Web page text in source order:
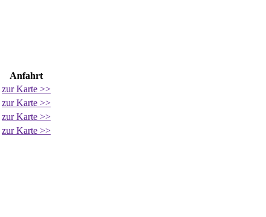
Anfahrt
zur Karte >>
zur Karte >>
zur Karte >>
zur Karte >>